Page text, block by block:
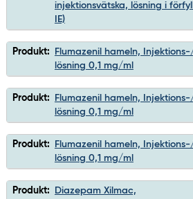
injektionsvätska, lösning i
IE)
Produkt:
Flumazenil hameln,
lösning 0,1 mg/ml
Produkt:
Flumazenil hameln,
lösning 0,1 mg/ml
Produkt:
Flumazenil hameln,
lösning 0,1 mg/ml
Produkt:
Diazepam Xilmac,